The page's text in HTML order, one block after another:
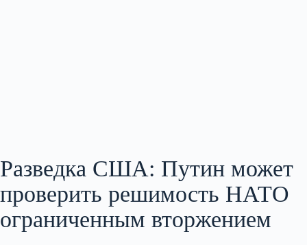
Разведка США: Путин может
проверить решимость НАТО
ограниченным вторжением